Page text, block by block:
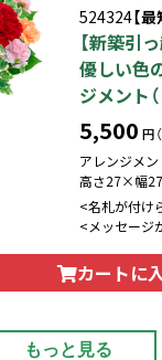
524324【
【新築引
優しい色
ジメント
5,500 円
アレンジメ
高さ27×幅
<名札が付け
<メッセージ
カートに
もっと見る